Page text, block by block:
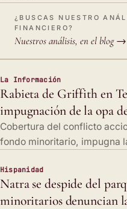
¿BUSCAS NUESTRO
FINANCIERO?
Nuestros análisis, en el blog →
La Información
Rabieta de Griffith en
impugnación de la opa
Cobertura del conflicto
fondo minoritario, impugna
Hispanidad
Natra se despide del
minoritarios denuncian